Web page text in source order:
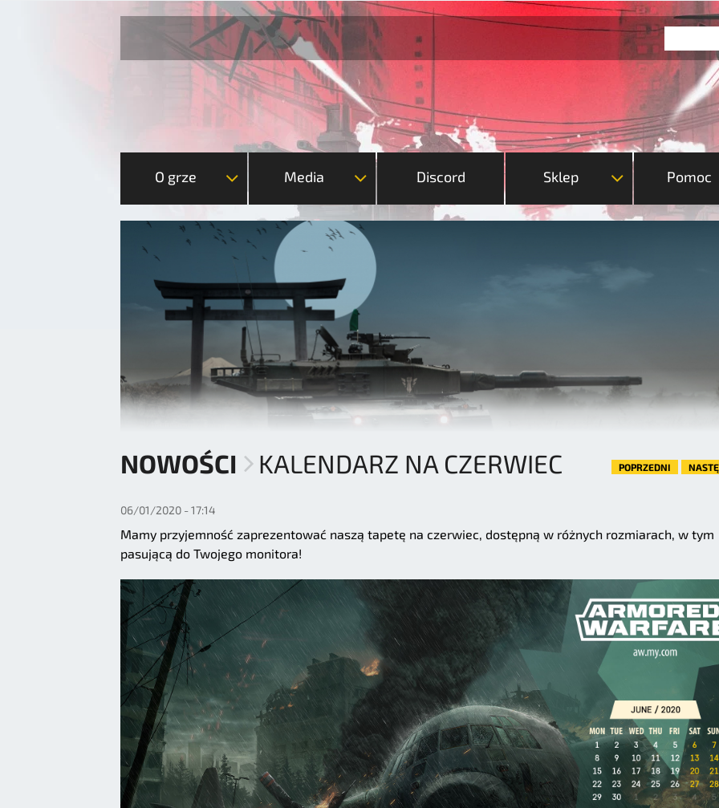
O grze Media Discord Sklep Pomoc
NOWOŚCI KALENDARZ NA CZERWIEC POPRZEDNI
06/01/2020 - 17:14
Mamy przyjemność zaprezentować naszą tapetę na czerwiec, dostępną w różnych rozmiarach, w tym
pasującą do Twojego monitora!